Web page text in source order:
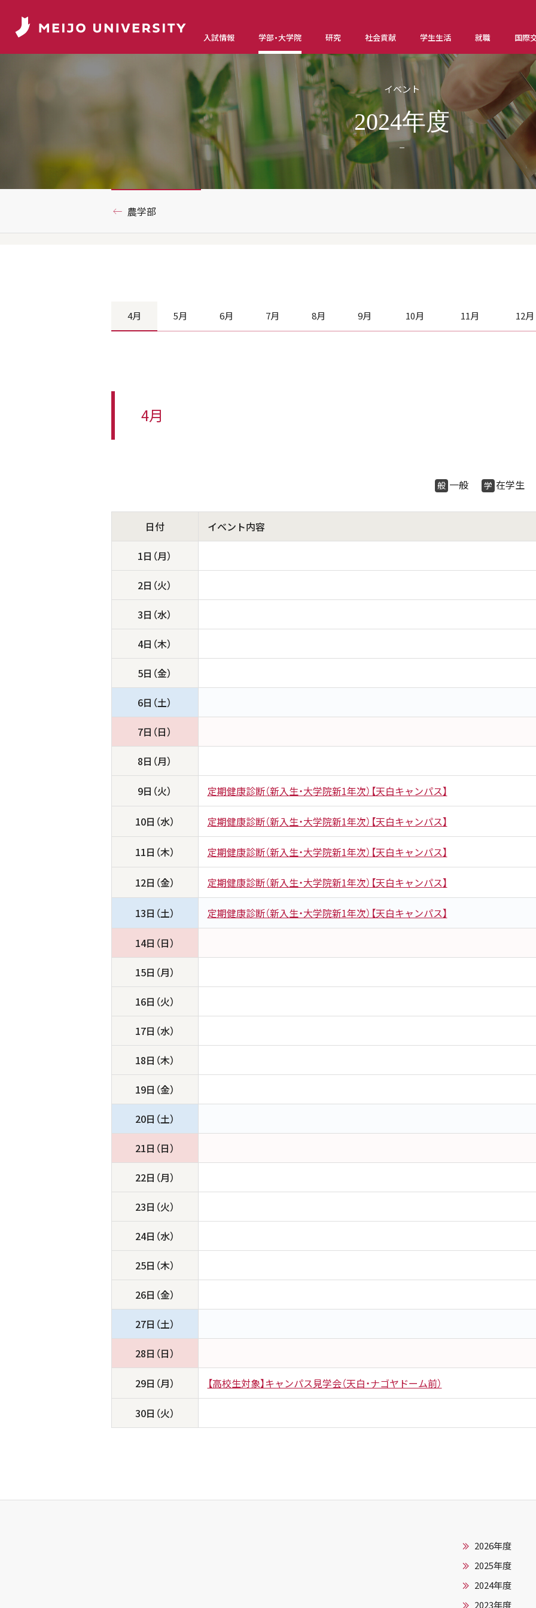
入試情報 学部・大学院 研究 社会貢献 学生生活 就職 国際
イベント
2024年度
農学部
4月 5月 6月 7月 8月 9月 10月 11月 12月
4月
般 一般 学 在学生
日付 イベント内容
1日（月）
2日（火）
3日（水）
4日（木）
5日（金）
6日（土）
7日（日）
8日（月）
9日（火） 定期健康診断（新入生・大学院新1年次）【天白キャンパス】
10日（水） 定期健康診断（新入生・大学院新1年次）【天白キャンパス】
11日（木） 定期健康診断（新入生・大学院新1年次）【天白キャンパス】
12日（金） 定期健康診断（新入生・大学院新1年次）【天白キャンパス】
13日（土） 定期健康診断（新入生・大学院新1年次）【天白キャンパス】
14日（日）
15日（月）
16日（火）
17日（水）
18日（木）
19日（金）
20日（土）
21日（日）
22日（月）
23日（火）
24日（水）
25日（木）
26日（金）
27日（土）
28日（日）
29日（月） 【高校生対象】キャンパス見学会（天白・ナゴヤドーム前）
30日（火）
2026年度
2025年度
2024年度
2023年度